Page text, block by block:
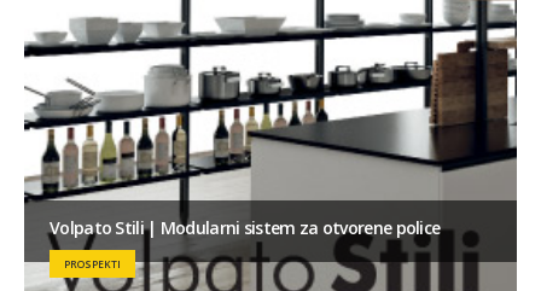
Volpato Stili | Modularni sistem za otvorene police
PROSPEKTI